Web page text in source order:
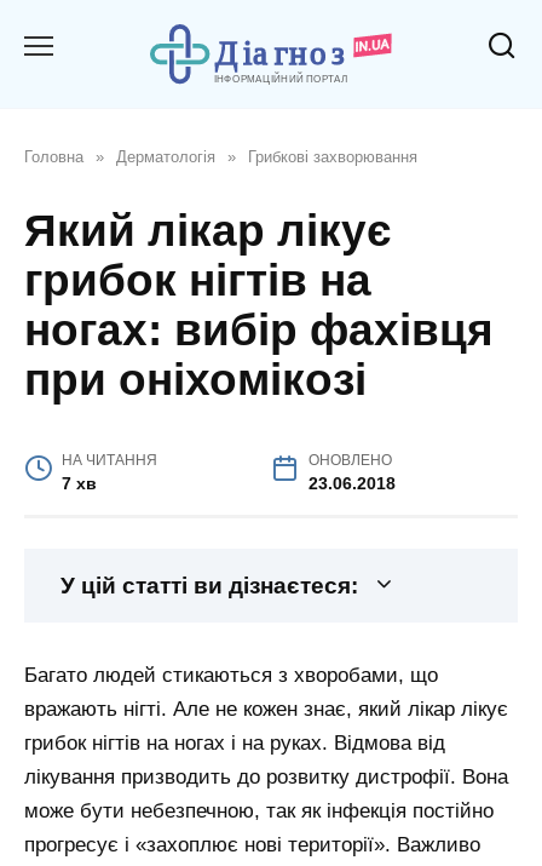
Головна » Дерматологія » Грибкові захворювання
Який лікар лікує
грибок нігтів на
ногах: вибір фахівця
при оніхомікозі
НА ЧИТАННЯ
7 хв
ОНОВЛЕНО
23.06.2018
У цій статті ви дізнаєтеся:
Багато людей стикаються з хворобами, що
вражають нігті. Але не кожен знає, який лікар лікує
грибок нігтів на ногах і на руках. Відмова від
лікування призводить до розвитку дистрофії. Вона
може бути небезпечною, так як інфекція постійно
прогресує і «захоплює нові території». Важливо